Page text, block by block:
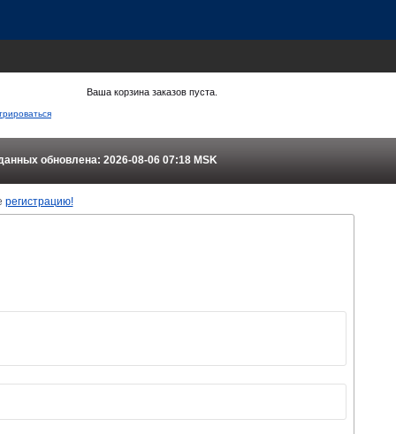
Ваша корзина заказов пуста.
обновлена: 2026-08-06 07:18 MSK
регистрацию!